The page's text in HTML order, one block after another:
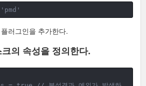
러그인을 추가한다.
의 속성을 정의한다.